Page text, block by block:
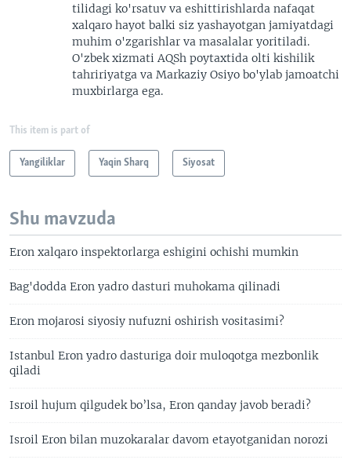
tilidagi ko'rsatuv va eshittirishlarda nafaqat
xalqaro hayot balki siz yashayotgan jamiyatdagi
muhim o'zgarishlar va masalalar yoritiladi.
O'zbek xizmati AQSh poytaxtida olti kishilik
tahririyatga va Markaziy Osiyo bo'ylab jamoatchi
muxbirlarga ega.
This item is part of
Yangiliklar Yaqin Sharq Siyosat
Shu mavzuda
Eron xalqaro inspektorlarga eshigini ochishi mumkin
Bag'dodda Eron yadro dasturi muhokama qilinadi
Eron mojarosi siyosiy nufuzni oshirish vositasimi?
Istanbul Eron yadro dasturiga doir muloqotga mezbonlik
qiladi
Isroil hujum qilgudek bo’lsa, Eron qanday javob beradi?
Isroil Eron bilan muzokaralar davom etayotganidan norozi